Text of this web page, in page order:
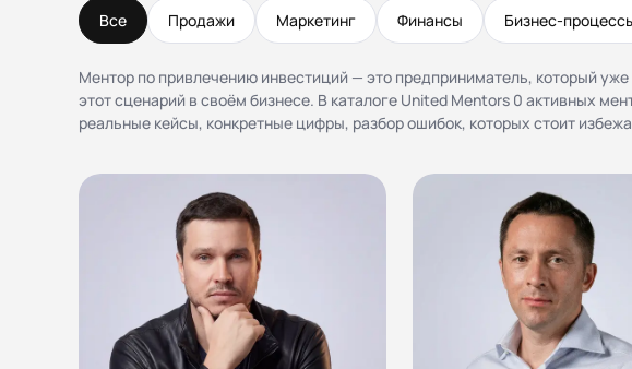
Все Продажи Маркетинг Финансы Бизнес-
Ментор по привлечению инвестиций — это предприниматель, который
этот сценарий в своём бизнесе. В каталоге United Mentors 0 активных
реальные кейсы, конкретные цифры, разбор ошибок, которых стоит